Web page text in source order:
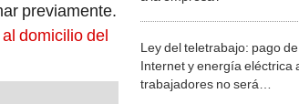
domicilio del
Ley del teletrabajo: pago de
Internet y energía eléctrica a
trabajadores no será
obligatorio